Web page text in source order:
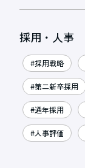
採用・人事
#採用戦略
#第二新卒採用
#通年採用
#人事評価